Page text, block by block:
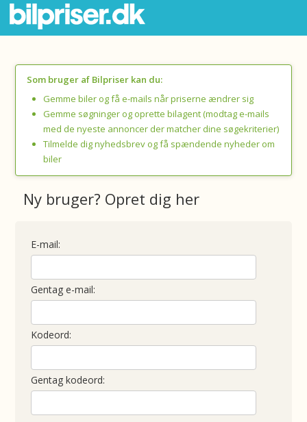
Som bruger af Bilpriser kan du:
Gemme biler og få e-mails når priserne ændrer sig
Gemme søgninger og oprette bilagent (modtag e-mails
med de nyeste annoncer der matcher dine søgekriterier)
Tilmelde dig nyhedsbrev og få spændende nyheder om
biler
Ny bruger? Opret dig her
E-mail:
Gentag e-mail:
Kodeord:
Gentag kodeord: